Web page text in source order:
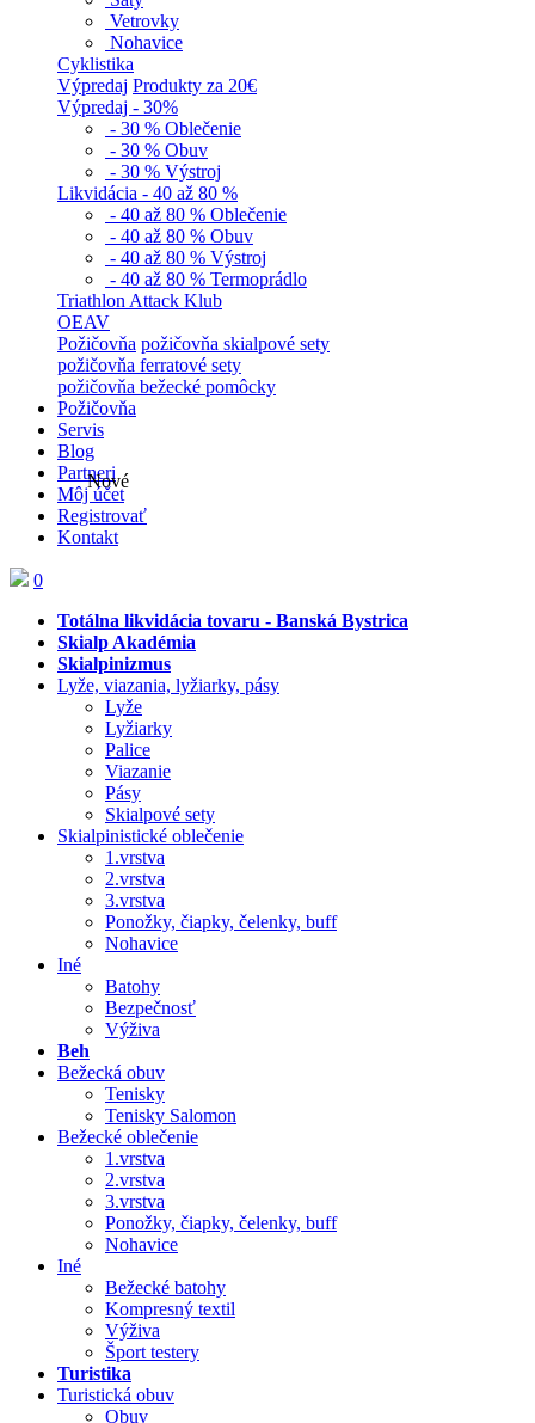
Vetrovky
Nohavice
Cyklistika
Výpredaj Produkty za 20€
Výpredaj - 30%
- 30 % Oblečenie
- 30 % Obuv
- 30 % Výstroj
Likvidácia - 40 až 80 %
- 40 až 80 % Oblečenie
- 40 až 80 % Obuv
- 40 až 80 % Výstroj
- 40 až 80 % Termoprádlo
Triathlon Attack Klub
OEAV
Požičovňa požičovňa skialpové sety
požičovňa ferratové sety
požičovňa bežecké pomôcky
Požičovňa
Servis
Blog
Nové
Partneri
Môj účet
Registrovať
Kontakt
0
Totálna likvidácia tovaru - Banská Bystrica
Skialp Akadémia
Skialpinizmus
Lyže, viazania, lyžiarky, pásy
Lyže
Lyžiarky
Palice
Viazanie
Pásy
Skialpové sety
Skialpinistické oblečenie
1.vrstva
2.vrstva
3.vrstva
Ponožky, čiapky, čelenky, buff
Nohavice
Iné
Batohy
Bezpečnosť
Výživa
Beh
Bežecká obuv
Tenisky
Tenisky Salomon
Bežecké oblečenie
1.vrstva
2.vrstva
3.vrstva
Ponožky, čiapky, čelenky, buff
Nohavice
Iné
Bežecké batohy
Kompresný textil
Výživa
Šport testery
Turistika
Turistická obuv
Obuv